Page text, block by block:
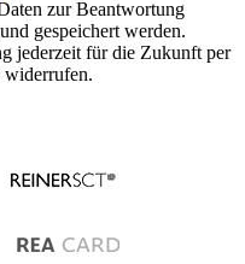
zur Beantwortung
gespeichert werden.
jederzeit für die Zukunft per
widerrufen.